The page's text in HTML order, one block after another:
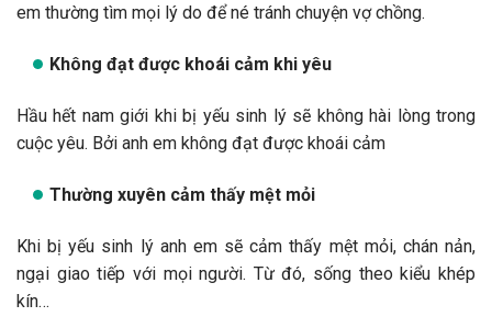
em thường tìm mọi lý do để né tránh chuyện vợ chồng.
Không đạt được khoái cảm khi yêu
Hầu hết nam giới khi bị yếu sinh lý sẽ không hài lòng trong
cuộc yêu. Bởi anh em không đạt được khoái cảm
Thường xuyên cảm thấy mệt mỏi
Khi bị yếu sinh lý anh em sẽ cảm thấy mệt mỏi, chán nản,
ngại giao tiếp với mọi người. Từ đó, sống theo kiểu khép
kín…